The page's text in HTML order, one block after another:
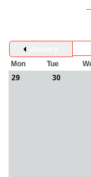
Mon
Tue
29
30